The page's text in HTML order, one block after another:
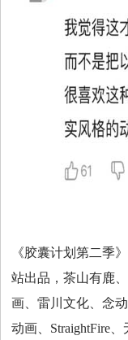
《胶囊计划第二季
站出品，茶山有鹿
画、雷川文化、念
动画、StraightFire